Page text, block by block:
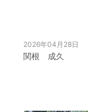
2026年04月28日
関根 成久